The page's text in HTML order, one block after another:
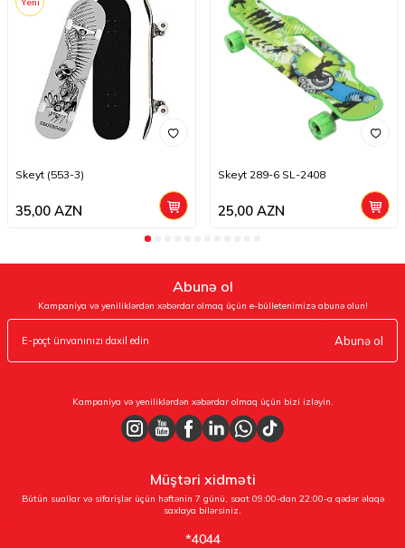
Skeyt (553-3)
35,00 AZN
Skeyt 289-6 SL-2408
25,00AZN
Abunə ol
Kampaniya və yeniliklərdən xəbərdar olmaq üçün e-bülletenimizə abunə olun!
Abunə ol
Kampaniya və yeniliklərdən xəbərdar olmaq üçün bizi izləyin.
Müştəri xidməti
Bütün suallar və sifarişlər üçün həftənin 7 günü, saat 09:00-dan 22:00-a qədər əlaqə
saxlaya bilərsiniz.
*4044